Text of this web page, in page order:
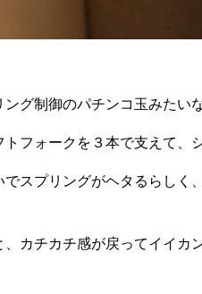
グ制御のパチンコ玉みたい
トフォークを３本で支えて、
でスプリングがヘタるらし
カチカチ感が戻ってイイカ